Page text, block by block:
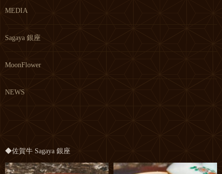
MEDIA
Sagaya 銀座
MoonFlower
NEWS
◆佐賀牛 Sagaya 銀座